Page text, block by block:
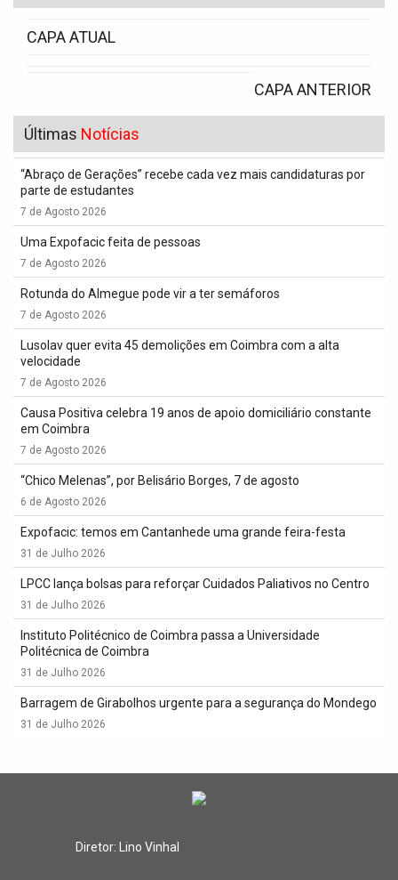
CAPA ATUAL
CAPA ANTERIOR
Últimas Notícias
“Abraço de Gerações” recebe cada vez mais candidaturas por
parte de estudantes
7 de Agosto 2026
Uma Expofacic feita de pessoas
7 de Agosto 2026
Rotunda do Almegue pode vir a ter semáforos
7 de Agosto 2026
Lusolav quer evita 45 demolições em Coimbra com a alta
velocidade
7 de Agosto 2026
Causa Positiva celebra 19 anos de apoio domiciliário constante
em Coimbra
7 de Agosto 2026
“Chico Melenas”, por Belisário Borges, 7 de agosto
6 de Agosto 2026
Expofacic: temos em Cantanhede uma grande feira-festa
31 de Julho 2026
LPCC lança bolsas para reforçar Cuidados Paliativos no Centro
31 de Julho 2026
Instituto Politécnico de Coimbra passa a Universidade
Politécnica de Coimbra
31 de Julho 2026
Barragem de Girabolhos urgente para a segurança do Mondego
31 de Julho 2026
Diretor: Lino Vinhal